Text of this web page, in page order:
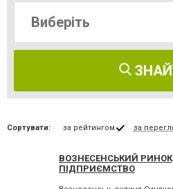
Сортувати: за рейтингом за
ВОЗНЕСЕНСЬКИЙ
ПІДПРИЄМСТВО